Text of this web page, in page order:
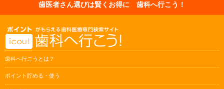
歯医者さん選びは賢くお得に 歯科へ行こう！
歯科へ行こうとは？
ポイント貯める・使う